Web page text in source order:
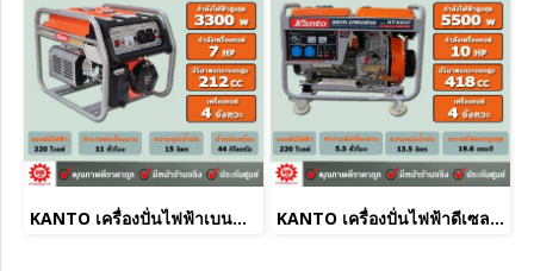
KANTO เครื่องปั่นไฟฟ้าเบนซิน KT-GEN4000 (3.0KW) KANTO เครื่องปั่นไฟฟ้าดีเซล KT-D5GF (5.0 KW)